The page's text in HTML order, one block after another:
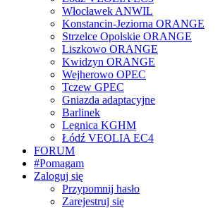
Włocławek ANWIL
Konstancin-Jeziorna ORANGE
Strzelce Opolskie ORANGE
Liszkowo ORANGE
Kwidzyn ORANGE
Wejherowo OPEC
Tczew GPEC
Gniazda adaptacyjne
Barlinek
Legnica KGHM
Łódź VEOLIA EC4
FORUM
#Pomagam
Zaloguj się
Przypomnij hasło
Zarejestruj się